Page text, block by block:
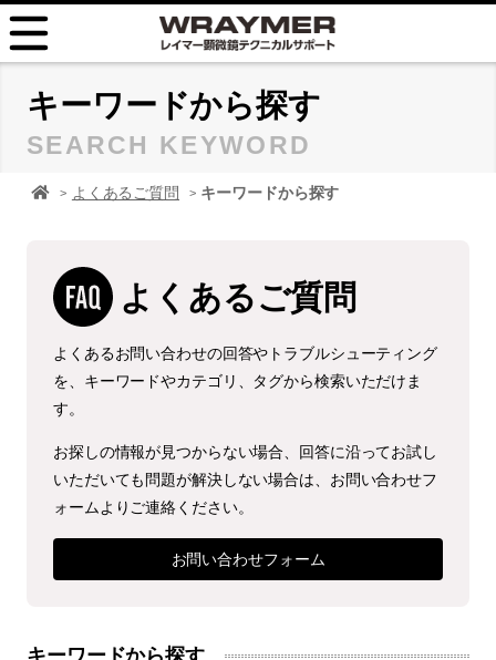
HOME
FAQ
TIPS
取扱説明書
お問い合せ
キーワードから探す
SEARCH KEYWORD
顕微鏡 レイマーHOME
よくあるご質問 キーワードから探す
よくあるご質問
よくあるお問い合わせの回答やトラブルシューティング
を、キーワードやカテゴリ、タグから検索いただけま
す。
お探しの情報が見つからない場合、回答に沿ってお試し
いただいても問題が解決しない場合は、お問い合わせフ
ォームよりご連絡ください。
お問い合わせフォーム
キーワードから探す